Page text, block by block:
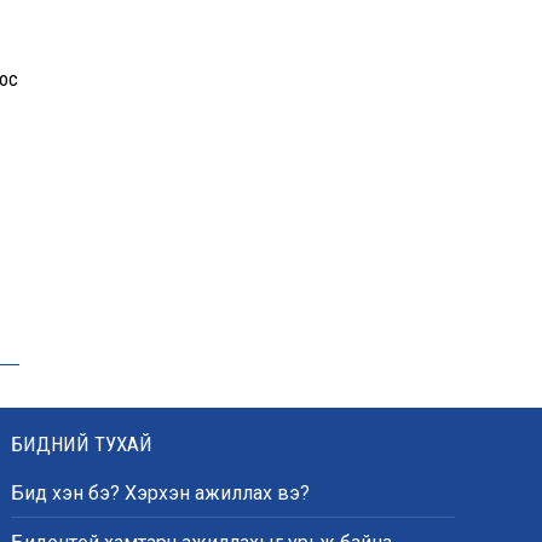
БИДНИЙ ТУХАЙ
Бид хэн бэ? Хэрхэн ажиллах вэ?